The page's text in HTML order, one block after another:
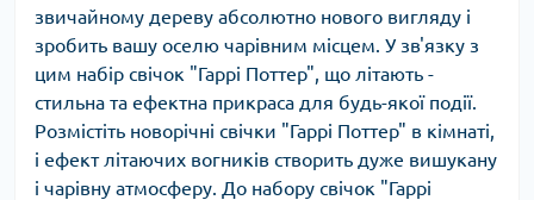
звичайному дереву абсолютно нового вигляду і
зробить вашу оселю чарівним місцем. У зв'язку з
цим набір свічок "Гаррі Поттер", що літають -
стильна та ефектна прикраса для будь-якої події.
Розмістіть новорічні свічки "Гаррі Поттер" в кімнаті,
і ефект літаючих вогників створить дуже вишукану
і чарівну атмосферу. До набору свічок "Гаррі